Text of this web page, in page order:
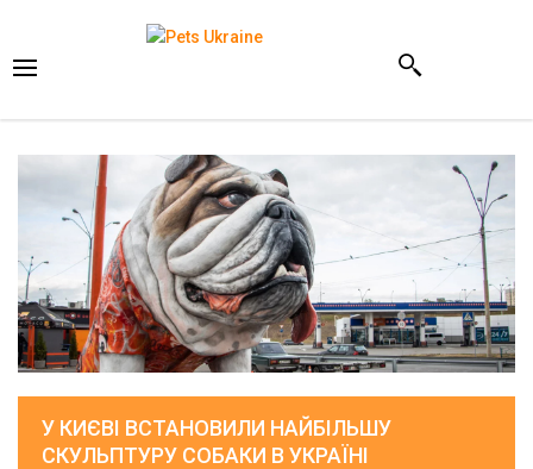
У КИЄВІ ВСТАНОВИЛИ НАЙБІЛЬШУ
СКУЛЬПТУРУ СОБАКИ В УКРАЇНІ